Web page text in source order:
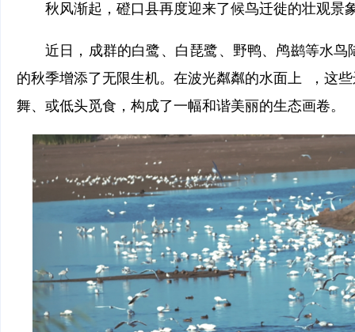
秋风渐起，磴口县再度迎来了候鸟迁徙的壮观景
近日，成群的白鹭、白琵鹭、野鸭、鸬鹚等水
的秋季增添了无限生机。在波光粼粼的水面上 ，这
舞、或低头觅食，构成了一幅和谐美丽的生态画卷。